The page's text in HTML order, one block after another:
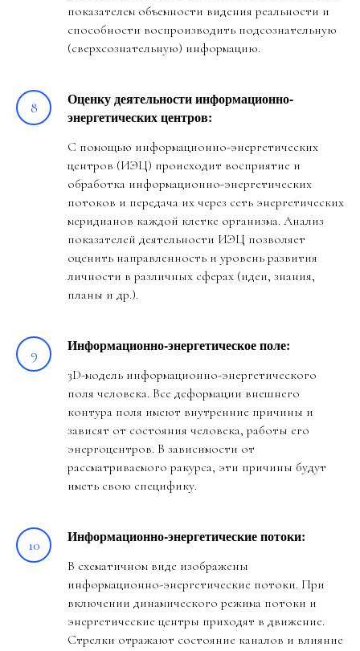
показателем объемности видения реальности и
способности воспроизводить подсознательную
(сверхсознательную) информацию.
Оценку деятельности информационно-
энергетических центров:
С помощью информационно-энергетических
центров (ИЭЦ) происходит восприятие и
обработка информационно-энергетических
потоков и передача их через сеть энергетических
меридианов каждой клетке организма. Анализ
показателей деятельности ИЭЦ позволяет
оценить направленность и уровень развития
личности в различных сферах (идеи, знания,
планы и др.).
Информационно-энергетическое поле:
3D-модель информационно-энергетического
поля человека. Все деформации внешнего
контура поля имеют внутренние причины и
зависят от состояния человека, работы его
энергоцентров. В зависимости от
рассматриваемого ракурса, эти причины будут
иметь свою специфику.
Информационно-энергетические потоки:
В схематичном виде изображены
информационно-энергетические потоки. При
включении динамического режима потоки и
энергетические центры приходят в движение.
Стрелки отражают состояние каналов и влияние